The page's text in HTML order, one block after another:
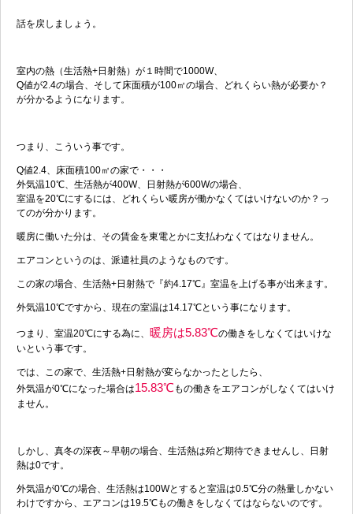
話を戻しましょう。
室内の熱（生活熱+日射熱）が１時間で1000W、
Q値が2.4の場合、そして床面積が100㎡の場合、どれくらい熱が必要か？
が分かるようになります。
つまり、こういう事です。
Q値2.4、床面積100㎡の家で・・・
外気温10℃、生活熱が400W、日射熱が600Wの場合、
室温を20℃にするには、どれくらい暖房が働かなくてはいけないのか？っ
てのが分かります。
暖房に働いた分は、その賃金を東電とかに支払わなくてはなりません。
エアコンというのは、派遣社員のようなものです。
この家の場合、生活熱+日射熱で『約4.17℃』室温を上げる事が出来ます。
外気温10℃ですから、現在の室温は14.17℃という事になります。
つまり、室温20℃にする為に、 暖房は5.83℃の働きをしなくてはいけな
いという事です。
では、この家で、生活熱+日射熱が変らなかったとしたら、
外気温が0℃になった場合は15.83℃ もの働きをエアコンがしなくてはいけ
ません。
しかし、真冬の深夜～早朝の場合、生活熱は殆ど期待できませんし、日射
熱は0です。
外気温が0℃の場合、生活熱は100Wとすると室温は0.5℃分の熱量しかない
わけですから、エアコンは19.5℃もの働きをしなくてはならないのです。